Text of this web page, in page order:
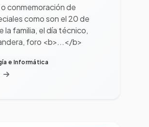
conmemoración de
como son el 20 de
la familia, el día técnico,
foro <b>...</b>
e Informática